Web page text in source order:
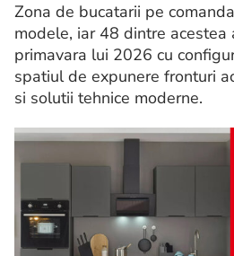
Zona de bucatarii pe
modele, iar 48 dintre acestea
primavara lui 2026 cu
spatiul de expunere fronturi
si solutii tehnice moderne.